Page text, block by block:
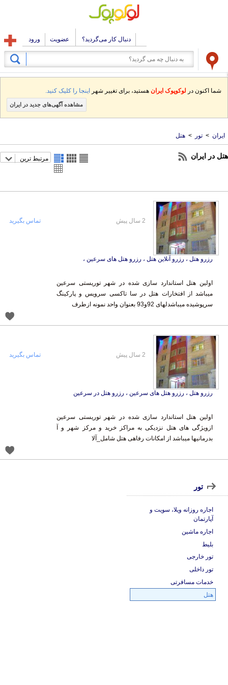
دنبال کار می‌گردید؟ عضویت ورود
شما اکنون در لوکوپوک ایران هستید، برای تغییر شهر اینجا را کلیک کنید.
مشاهده آگهی‌های جدید در ایران
ایران > تور > هتل
هتل در ایران مرتبط ترین
رزرو هتل ، رزرو آنلاین هتل ، رزرو هتل های سرعین ،
اولین هتل استاندارد سازی شده در شهر توریستی سرعین
میباشد از افتخارات هتل در سا تاکسی سرویس و پارکینگ
سرپوشیده میباشدلهای 92و93 بعنوان واحد نمونه ازطرف
2 سال پیش تماس بگیرید
رزرو هتل ، رزرو هتل های سرعین ، رزرو هتل در سرعین
اولین هتل استاندارد سازی شده در شهر توریستی سرعین
ازویژگی های هتل نزدیکی به مراکز خرید و مرکز شهر و آ
بدرمانیها میباشد از امکانات رفاهی هتل شامل_آلا
2 سال پیش تماس بگیرید
تور
اجاره روزانه ویلا، سویت و
آپارتمان
اجاره ماشین
بلیط
تور خارجی
تور داخلی
خدمات مسافرتی
هتل